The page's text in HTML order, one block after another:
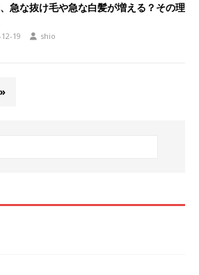
急な抜け毛や急な白髪が増える？その理
19 shio
»